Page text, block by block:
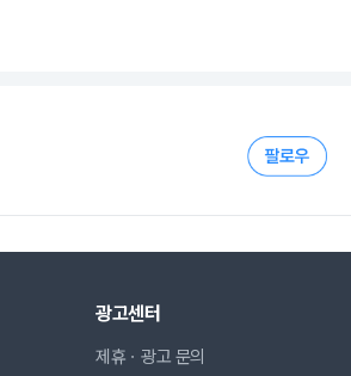
광고센터
제휴ㆍ광고 문의